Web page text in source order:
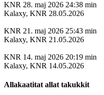
KNR 28. maj 2026 24:38 min
Kalaxy, KNR 28.05.2026
KNR 21. maj 2026 25:43 min
Kalaxy, KNR 21.05.2026
KNR 14. maj 2026 20:19 min
Kalaxy, KNR 14.05.2026
Allakaatitat allat takukkit